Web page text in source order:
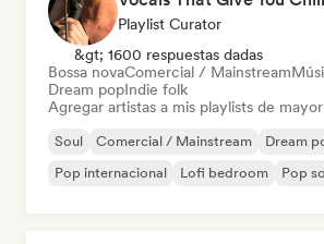
Playlist Curator
&gt; 1600 respuestas dadas
Bossa novaComercial / Mainstream
Dream popIndie folk
Agregar artistas a mis playlists de
Soul Comercial / Mainstream Dream
Pop internacional
Lofi bedroom Pop